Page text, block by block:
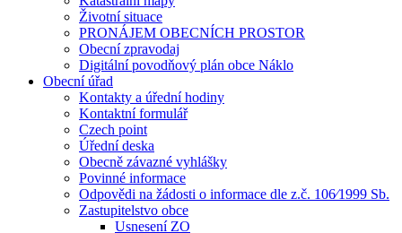
Životní situace
PRONÁJEM OBECNÍCH PROSTOR
Obecní zpravodaj
Digitální povodňový plán obce Náklo
Obecní úřad
Kontakty a úřední hodiny
Kontaktní formulář
Czech point
Úřední deska
Obecně závazné vyhlášky
Povinné informace
Odpovědi na žádosti o informace dle z.č. 106⁄1999 Sb.
Zastupitelstvo obce
Usnesení ZO